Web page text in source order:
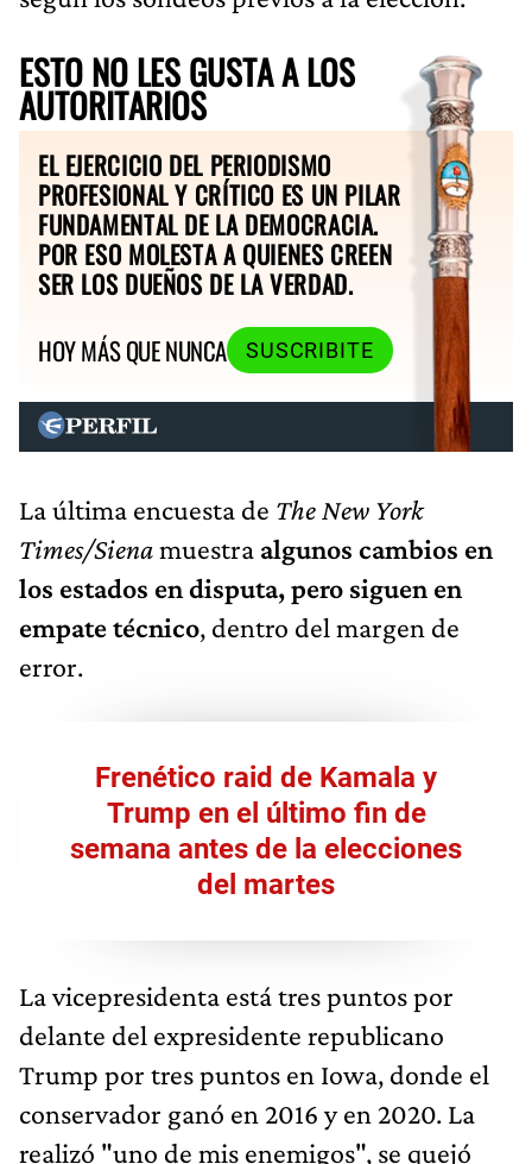
ESTO NO LES GUSTA A LOS
AUTORITARIOS
EL EJERCICIO DEL PERIODISMO
PROFESIONAL Y CRÍTICO ES UN PILAR
FUNDAMENTAL DE LA DEMOCRACIA.
POR ESO MOLESTA A QUIENES CREEN
SER LOS DUEÑOS DE LA VERDAD.
HOY MÁS QUE NUNCA
SUSCRIBITE
La última encuesta de The New York
Times/Sienamuestra algunos cambios en
los estados en disputa, pero siguen en
empate técnico, dentro del margen de
error.
Frenético raid de Kamala y
Trump en el último fin de
semana antes de la elecciones
del martes
La vicepresidenta está tres puntos por
delante del expresidente republicano
Trump por tres puntos en Iowa, donde el
conservador ganó en 2016 y en 2020. La
realizó "uno de mis enemigos", se quejó